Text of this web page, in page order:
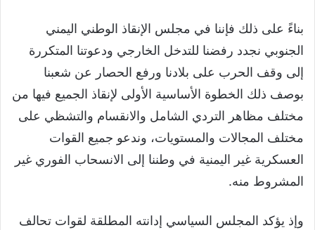
بناءً على ذلك فإننا في مجلس الإنقاذ الوطني اليمني
الجنوبي نجدد رفضنا للتدخل الخارجي ودعوتنا المتكررة
إلى وقف الحرب على بلادنا ورفع الحصار عن شعبنا
بوصف ذلك الخطوة الأساسية الأولى لإنقاذ الجميع فيها من
مختلف مظاهر التردي الشامل والانقسام والتشظي على
مختلف المجالات والمستويات، وندعو جميع القوات
العسكرية غير اليمنية في وطننا إلى الانسحاب الفوري غير
المشروط منه.
وإذ يؤكد المجلس السياسي إدانته المطلقة لقوات تحالف